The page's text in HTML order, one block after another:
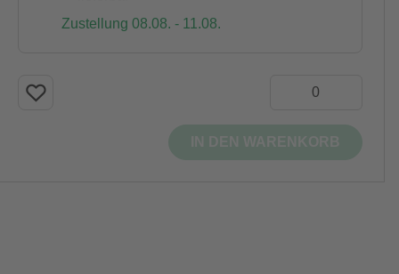
Zustellung 08.08. - 11.08.